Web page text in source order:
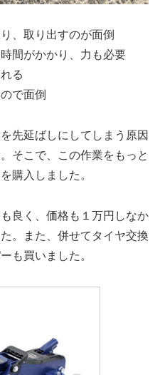
、取り出すのが面倒
間がかかり、力も必要
る
で面倒
先延ばしにしてしまう原因
そこで、この作業をもっと
購入しました。
良く、価格も１万円しなか
。また、併せてタイヤ交換
も買いました。